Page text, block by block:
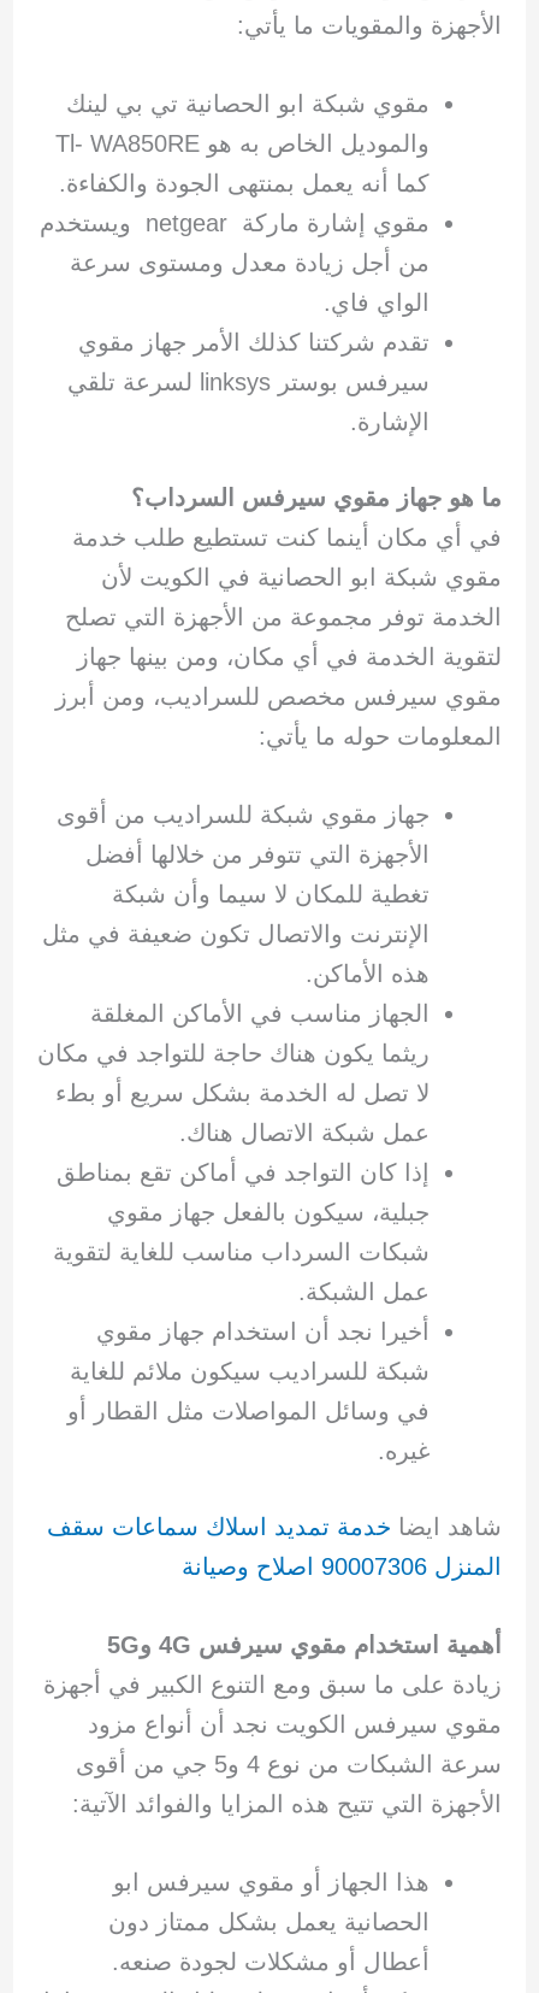
الأجهزة والمقويات ما يأتي:
مقوي شبكة ابو الحصانية تي بي لينك
والموديل الخاص به هو Tl- WA850RE
كما أنه يعمل بمنتهى الجودة والكفاءة.
مقوي إشارة ماركة netgear ويستخدم
من أجل زيادة معدل ومستوى سرعة
الواي فاي.
تقدم شركتنا كذلك الأمر جهاز مقوي
سيرفس بوستر linksys لسرعة تلقي
الإشارة.
ما هو جهاز مقوي سيرفس السرداب؟
في أي مكان أينما كنت تستطيع طلب خدمة
مقوي شبكة ابو الحصانية في الكويت لأن
الخدمة توفر مجموعة من الأجهزة التي تصلح
لتقوية الخدمة في أي مكان، ومن بينها جهاز
مقوي سيرفس مخصص للسراديب، ومن أبرز
المعلومات حوله ما يأتي:
جهاز مقوي شبكة للسراديب من أقوى
الأجهزة التي تتوفر من خلالها أفضل
تغطية للمكان لا سيما وأن شبكة
الإنترنت والاتصال تكون ضعيفة في مثل
هذه الأماكن.
الجهاز مناسب في الأماكن المغلقة
ريثما يكون هناك حاجة للتواجد في مكان
لا تصل له الخدمة بشكل سريع أو بطء
عمل شبكة الاتصال هناك.
إذا كان التواجد في أماكن تقع بمناطق
جبلية، سيكون بالفعل جهاز مقوي
شبكات السرداب مناسب للغاية لتقوية
عمل الشبكة.
أخيرا نجد أن استخدام جهاز مقوي
شبكة للسراديب سيكون ملائم للغاية
في وسائل المواصلات مثل القطار أو
غيره.
شاهد ايضا خدمة تمديد اسلاك سماعات سقف
المنزل 90007306 اصلاح وصيانة
أهمية استخدام مقوي سيرفس 4G و5G
زيادة على ما سبق ومع التنوع الكبير في أجهزة
مقوي سيرفس الكويت نجد أن أنواع مزود
سرعة الشبكات من نوع 4 و5 جي من أقوى
الأجهزة التي تتيح هذه المزايا والفوائد الآتية:
هذا الجهاز أو مقوي سيرفس ابو
الحصانية يعمل بشكل ممتاز دون
أعطال أو مشكلات لجودة صنعه.